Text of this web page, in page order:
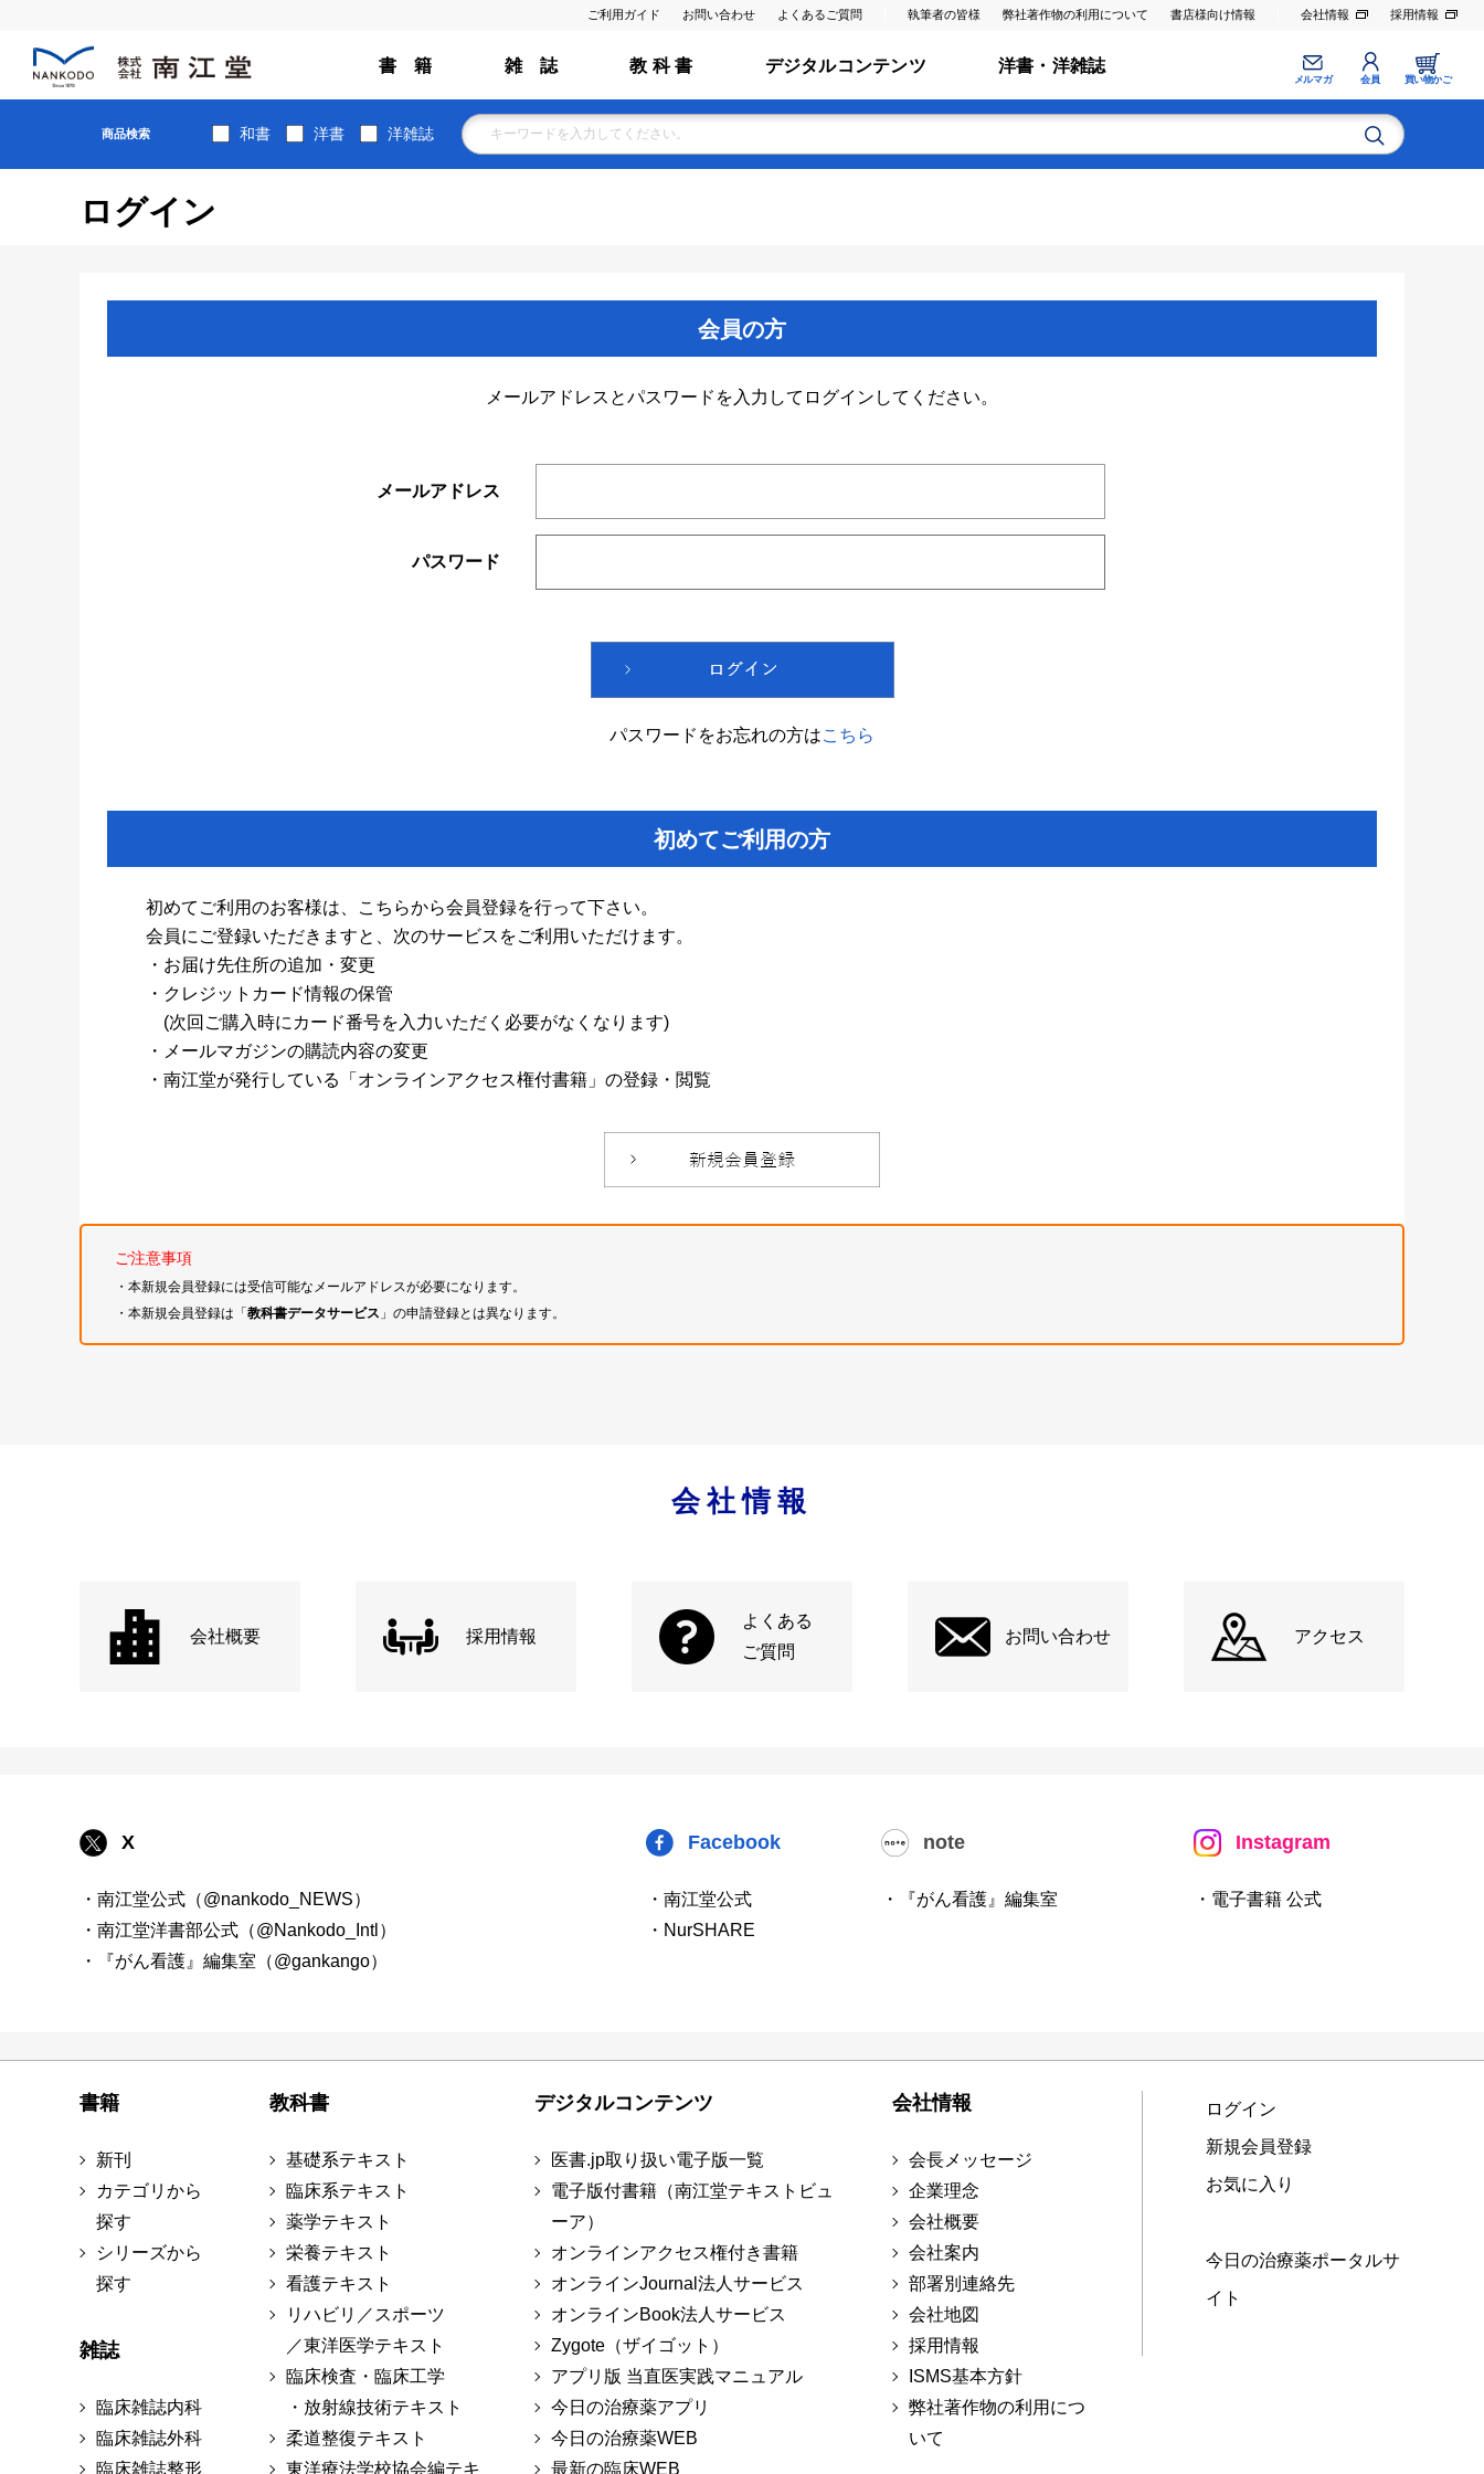
ご利用ガイド お問い合わせ よくあるご質問 執筆者の皆様 弊社著作物の利用について 書店様向け情報 会社情報 採用情報
書 籍 雑 誌 教 科 書 デジタルコンテンツ 洋書・洋雑誌
メルマガ 会員 買い物かご
商品検索 和書 洋書 洋雑誌
ログイン
会員の方
メールアドレスとパスワードを入力してログインしてください。
メールアドレス
パスワード
パスワードをお忘れの方はこちら
初めてご利用の方
初めてご利用のお客様は、こちらから会員登録を行って下さい。
会員にご登録いただきますと、次のサービスをご利用いただけます。
・お届け先住所の追加・変更
・クレジットカード情報の保管
(次回ご購入時にカード番号を入力いただく必要がなくなります)
・メールマガジンの購読内容の変更
・南江堂が発行している「オンラインアクセス権付書籍」の登録・閲覧
ご注意事項
・本新規会員登録には受信可能なメールアドレスが必要になります。
・本新規会員登録は「教科書データサービス 」の申請登録とは異なります。
会社情報
会社概要 採用情報
よくある
ご質問
お問い合わせ アクセス
X
・南江堂公式（@nankodo_NEWS）
・南江堂洋書部公式（@Nankodo_Intl）
・『がん看護』編集室（@gankango）
Facebook
・南江堂公式
・NurSHARE
note
・『がん看護』編集室
Instagram
・電子書籍 公式
書籍
新刊
カテゴリから
探す
シリーズから
探す
雑誌
臨床雑誌内科
臨床雑誌外科
臨床雑誌整形
教科書
基礎系テキスト
臨床系テキスト
薬学テキスト
栄養テキスト
看護テキスト
リハビリ／スポーツ
／東洋医学テキスト
臨床検査・臨床工学
・放射線技術テキスト
柔道整復テキスト
東洋療法学校協会編テキ
デジタルコンテンツ
医書.jp取り扱い電子版一覧
電子版付書籍（南江堂テキストビュ
ーア）
オンラインアクセス権付き書籍
オンラインJournal法人サービス
オンラインBook法人サービス
Zygote（ザイゴット）
アプリ版 当直医実践マニュアル
今日の治療薬アプリ
今日の治療薬WEB
最新の臨床WEB
会社情報
会長メッセージ
企業理念
会社概要
会社案内
部署別連絡先
会社地図
採用情報
ISMS基本方針
弊社著作物の利用につ
いて
ログイン
新規会員登録
お気に入り
今日の治療薬ポータルサ
イト